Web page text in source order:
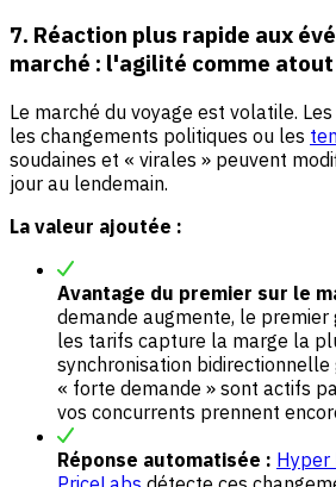
7. Réaction plus rapide aux
marché : l'agilité comme atout
Le marché du voyage est volatile.
les changements politiques ou les
soudaines et « virales » peuvent
jour au lendemain.
La valeur ajoutée :
Avantage du premier sur le
demande augmente, le
les tarifs capture la marge la
synchronisation
« forte demande » sont actifs
vos concurrents prennent
Réponse automatisée : Hyper